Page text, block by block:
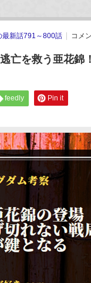
最新話791～800話 コメ
亡を救う亜花錦
feedly Pin it